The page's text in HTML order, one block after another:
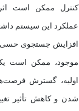
کنترل ممکن است
عملکرد این سیستم
افزایش جستجوی
موجود، ممکن است
اولیه، گسترش
شدن و کاهش تأثیر